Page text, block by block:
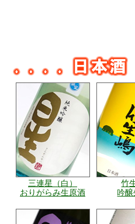
三連星（白）
おりがらみ生原酒
竹
吟醸